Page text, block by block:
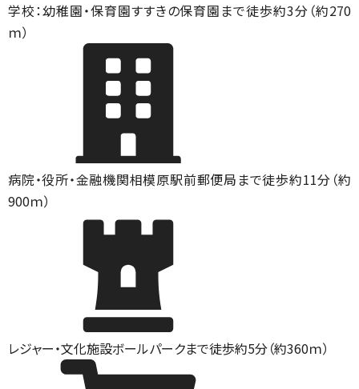
学校：幼稚園・保育園すすきの保育園まで徒歩約3分（約270
ｍ）
病院・役所・金融機関相模原駅前郵便局まで徒歩約11分（約
900ｍ）
レジャー・文化施設ボールパークまで徒歩約5分（約360ｍ）